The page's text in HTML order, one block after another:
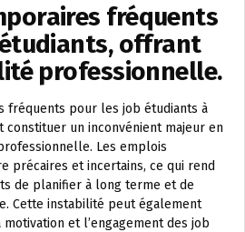
fréquents
offrant
professionnelle.
fréquents pour les job étudiants à
constituer un inconvénient majeur en
Les emplois
précaires et incertains, ce qui rend
de planifier à long terme et de
Cette instabilité peut également
et l’engagement des job